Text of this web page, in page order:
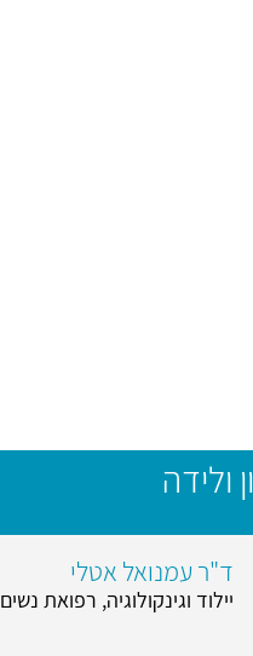
ולידה
ד"ר עמנואל אטלי
יילוד וגינקולוגיה, רפואת נשים